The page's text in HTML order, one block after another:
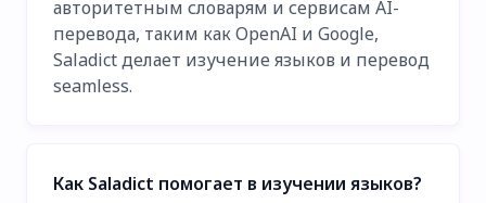
авторитетным словарям и сервисам AI-
перевода, таким как OpenAI и Google,
Saladict делает изучение языков и перевод
seamless.
Как Saladict помогает в изучении языков?